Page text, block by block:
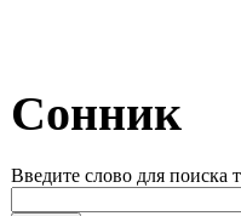
Сонник
Введите слово для поиска